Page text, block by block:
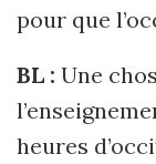
pour que
BL : Une
heures